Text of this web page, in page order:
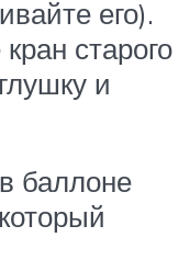
его).
старого
и
баллоне